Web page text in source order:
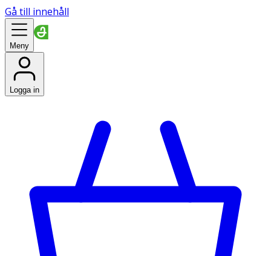
Gå till innehåll
Meny
Logga in